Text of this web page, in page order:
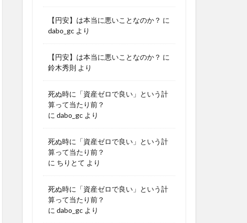
【円安】は本当に悪いことなのか？ に
dabo_gc より
【円安】は本当に悪いことなのか？ に
鈴木秀則 より
死ぬ時に「資産ゼロで良い」という計
算って当たり前？
に dabo_gc より
死ぬ時に「資産ゼロで良い」という計
算って当たり前？
に ちりとて より
死ぬ時に「資産ゼロで良い」という計
算って当たり前？
に dabo_gc より